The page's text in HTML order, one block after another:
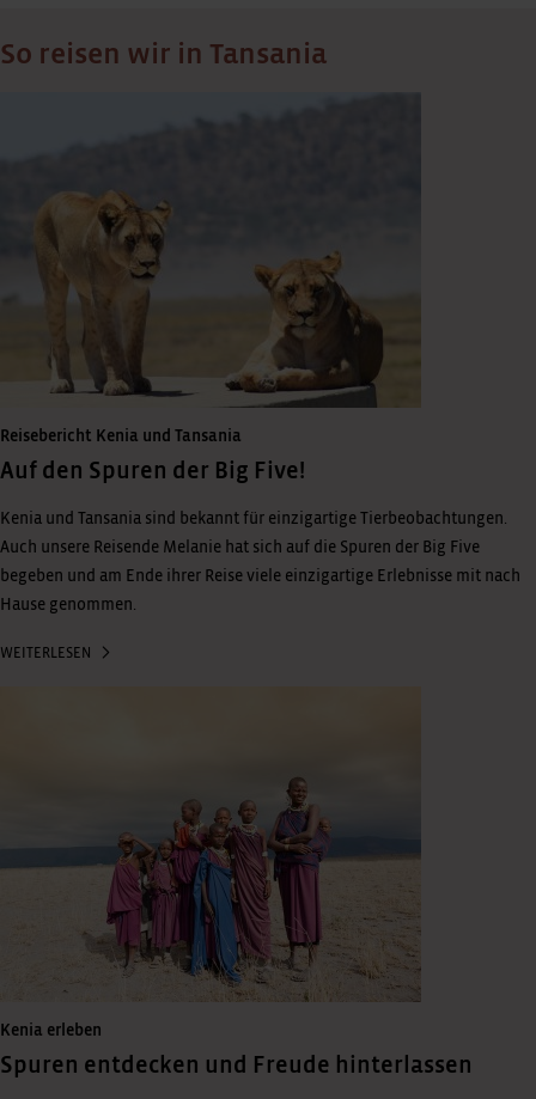
So reisen wir in Tansania
Reisebericht Kenia und Tansania
Auf den Spuren der Big Five!
Kenia und Tansania sind bekannt für einzigartige Tierbeobachtungen.
Auch unsere Reisende Melanie hat sich auf die Spuren der Big Five
begeben und am Ende ihrer Reise viele einzigartige Erlebnisse mit nach
Hause genommen.
WEITERLESEN
Kenia erleben
Spuren entdecken und Freude hinterlassen